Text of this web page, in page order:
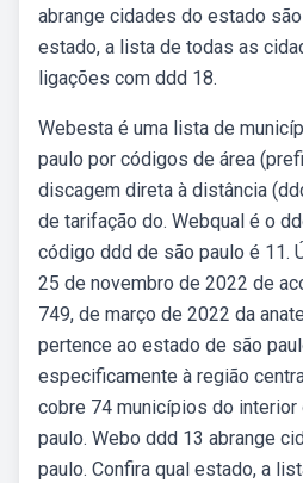
abrange cidades do estado
estado, a lista de todas as
ligações com ddd 18.
Webesta é uma lista de
paulo por códigos de área
discagem direta à distância
de tarifação do. Webqual é o
código ddd de são paulo é 11.
25 de novembro de 2022 de
749, de março de 2022 da
pertence ao estado de são
especificamente à região
cobre 74 municípios do
paulo. Webo ddd 13 abrange
paulo. Confira qual estado, a